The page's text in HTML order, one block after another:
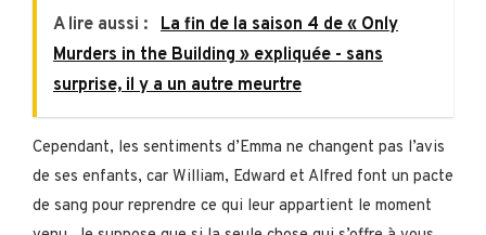
A lire aussi :
La fin de la saison 4 de « Only
Murders in the Building » expliquée - sans
surprise, il y a un autre meurtre
Cependant, les sentiments d’Emma ne changent pas l’avis
de ses enfants, car William, Edward et Alfred font un pacte
de sang pour reprendre ce qui leur appartient le moment